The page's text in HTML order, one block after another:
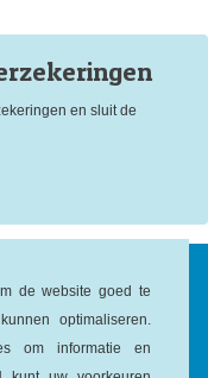
de website goed te
optimaliseren.
om informatie en
en sluit de
Sitemap